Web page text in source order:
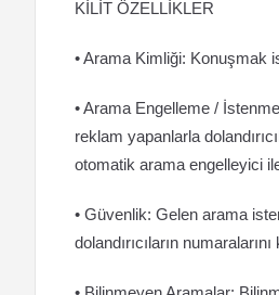
KİLİT ÖZELLİKLER
• Arama Kimliği: Konuşmak
• Arama Engelleme /
reklam yapanlarla
otomatik arama engelleyici
• Güvenlik: Gelen arama
dolandırıcıların